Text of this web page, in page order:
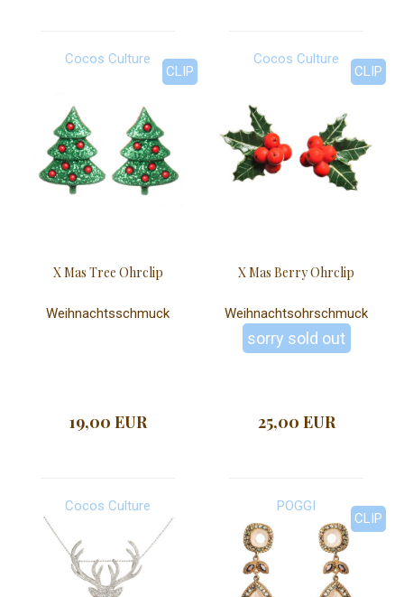
CLIP
Cocos Culture
X Mas Tree Ohrclip
Weihnachtsschmuck
19,00 EUR
CLIP
Cocos Culture
X Mas Berry Ohrclip
Weihnachtsohrschmuck
sorry sold out
25,00 EUR
Cocos Culture
CLIP
POGGI